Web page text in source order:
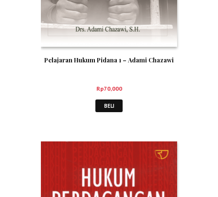
Pelajaran Hukum Pidana 1 – Adami Chazawi
Rp70,000
BELI